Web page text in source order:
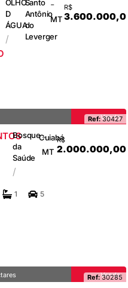
OLHO
D
ÁGUA
/
Santo
Antônio
do
Leverger
-
MT
R$
3.600.000,00
Venda
Ref:30427
Bosque
da
Saúde
/
Cuiabá
-
MT
R$
2.000.000,00
1 5
Venda
Ref:30285